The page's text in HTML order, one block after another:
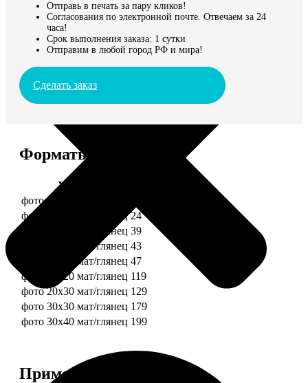
Отправь в печать за пару кликов!
Согласования по электронной почте. Отвечаем за 24
часа!
Срок выполнения заказа: 1 сутки
Отправим в любой город РФ и мира!
Сделать заказ
Форматы и цены
Услуга
фото 10х10 мат/глянец
фото 10х15 мат/глянец 24
фото 13х18 мат/глянец 39
фото 15х15 мат/глянец 43
фото 15х20 мат/глянец 47
фото 20х20 мат/глянец 119
фото 20х30 мат/глянец 129
фото 30х30 мат/глянец 179
фото 30х40 мат/глянец 199
Примеры работ